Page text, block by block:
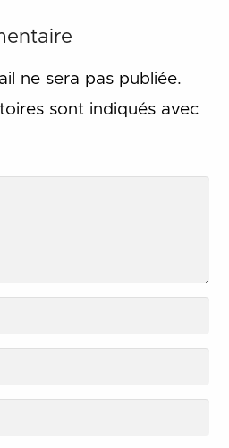
ne sera pas publiée.
sont indiqués avec